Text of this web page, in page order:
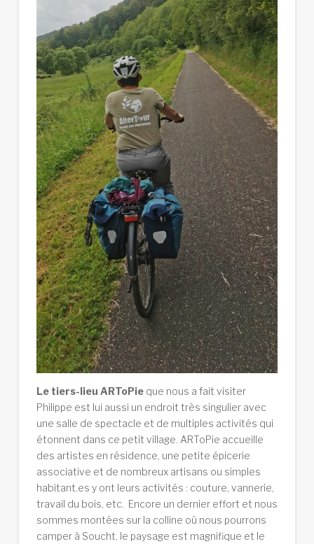
Le tiers-lieu ARToPieque nous a fait visiter
Philippe est lui aussi un endroit très singulier avec
une salle de spectacle et de multiples activités qui
étonnent dans ce petit village. ARToPie accueille
des artistes en résidence, une petite épicerie
associative et de nombreux artisans ou simples
habitant.es y ont leurs activités : couture, vannerie,
travail du bois, etc. Encore un dernier effort et nous
sommes montées sur la colline où nous pourrons
camper à Soucht. le paysage est magnifique et le